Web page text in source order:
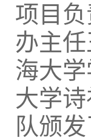
项目
办主
海大
大学
队颁